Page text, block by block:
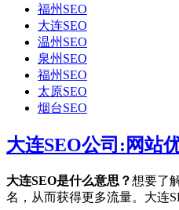
福州SEO
大连SEO
温州SEO
泉州SEO
福州SEO
太原SEO
烟台SEO
大连SEO公司:网站
大连SEO是什么意思？想要了
名，从而获得更多流量。大连